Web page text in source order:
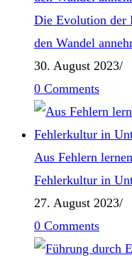
Die Evolution der
den Wandel
30. August 2023/
0 Comments
Aus Fehlern
Fehlerkultur in
27. August 2023/
0 Comments